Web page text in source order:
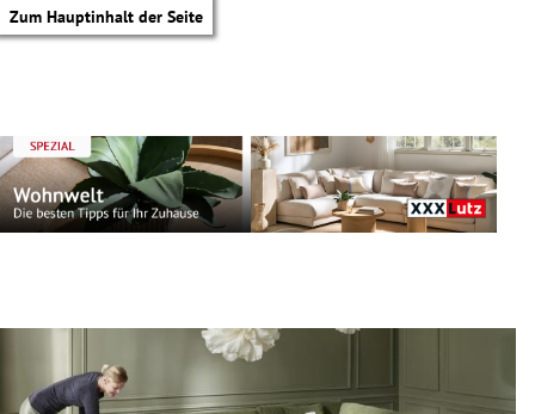
Zum Hauptinhalt der Seite